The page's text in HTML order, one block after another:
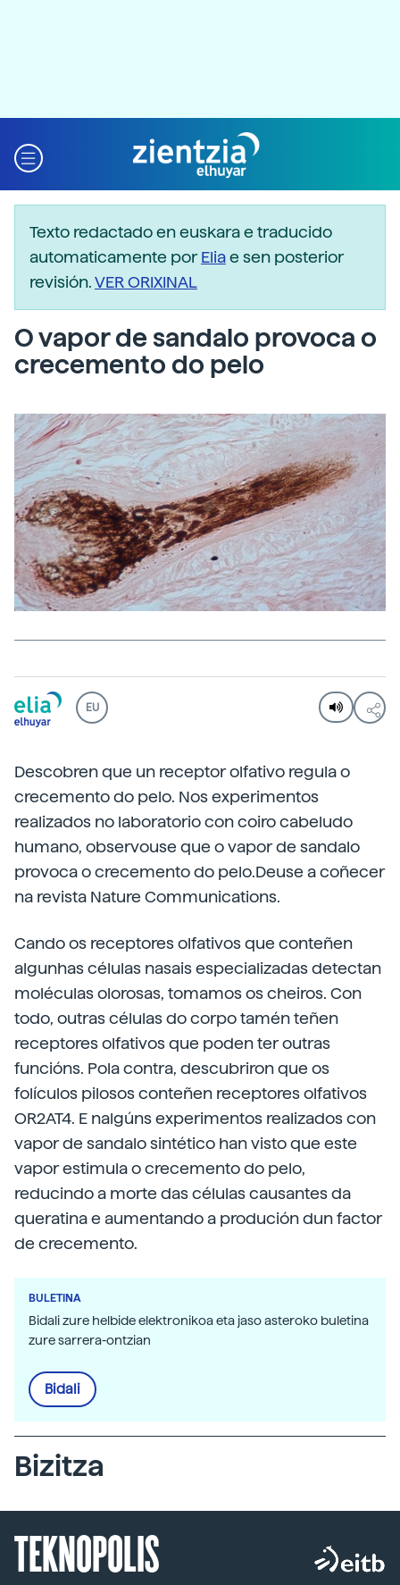
Texto redactado en euskara e traducido
automaticamente porEliae sen posterior
revisión.VER ORIXINAL
O vapor de sandalo provoca o
crecemento do pelo
EU
Descobren que un receptor olfativo regula o
crecemento do pelo. Nos experimentos
realizados no laboratorio con coiro cabeludo
humano, observouse que o vapor de sandalo
provoca o crecemento do pelo.Deuse a coñecer
na revista Nature Communications.
Cando os receptores olfativos que conteñen
algunhas células nasais especializadas detectan
moléculas olorosas, tomamos os cheiros. Con
todo, outras células do corpo tamén teñen
receptores olfativos que poden ter outras
funcións. Pola contra, descubriron que os
folículos pilosos conteñen receptores olfativos
OR2AT4. E nalgúns experimentos realizados con
vapor de sandalo sintético han visto que este
vapor estimula o crecemento do pelo,
reducindo a morte das células causantes da
queratina e aumentando a produción dun factor
de crecemento.
BULETINA
Bidali zure helbide elektronikoa eta jaso asteroko buletina
zure sarrera-ontzian
Bidali
Bizitza
TEKNOPOLIS